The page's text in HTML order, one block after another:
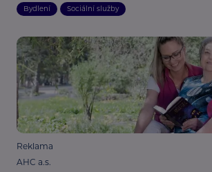
Bydlení Sociální služby
Reklama
AHC a.s.